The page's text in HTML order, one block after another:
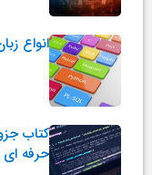
انواع
کتاب
حرفه ای